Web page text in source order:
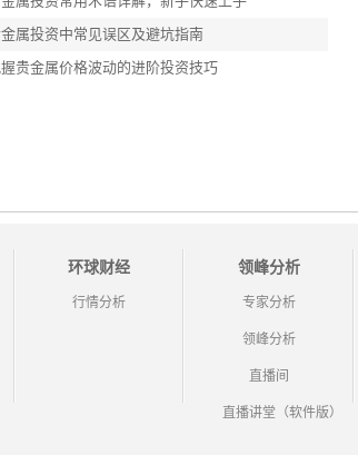
属投资中常见误区及避坑指南
贵金属价格波动的进阶投资技巧
环球财经
行情分析
领峰分析
专家分析
领峰分析
直播间
直播讲堂（软件版）